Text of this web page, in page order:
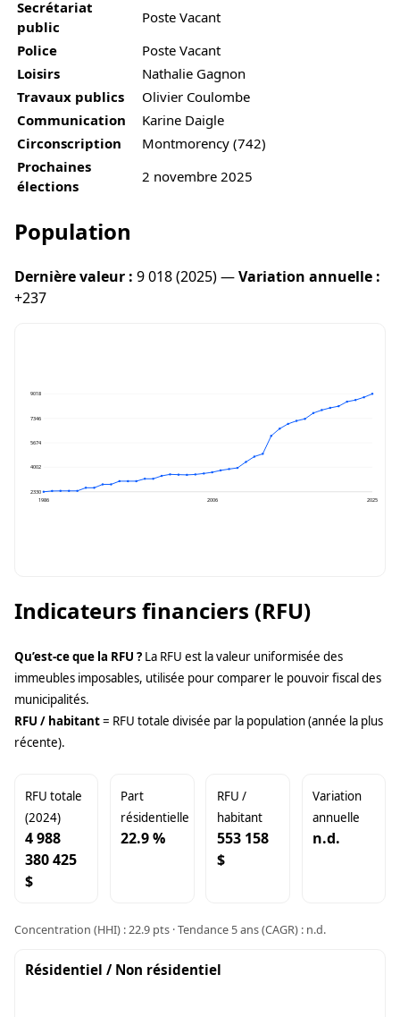
Secrétariat
public
Poste Vacant
Police
Poste Vacant
Loisirs
Nathalie Gagnon
Travaux publics
Olivier Coulombe
Communication
Karine Daigle
Circonscription
Montmorency (742)
Prochaines
élections
2 novembre 2025
Population
Dernière valeur : 9 018 (2025) —Variation annuelle :
+237
9018
7346
5674
4002
2330
1986
2006 2025
Indicateurs financiers (RFU)
Qu’est-ce que la RFU ? La RFU est la valeur uniformisée des
immeubles imposables, utilisée pour comparer le pouvoir fiscal des
municipalités.
RFU / habitant= RFU totale divisée par la population (année la plus
récente).
RFU totale
(2024)
4 988
380 425
$
Part
résidentielle
22.9 %
RFU /
habitant
553 158
$
Variation
annuelle
n.d.
Concentration (HHI) : 22.9 pts · Tendance 5 ans (CAGR) : n.d.
Résidentiel / Non résidentiel